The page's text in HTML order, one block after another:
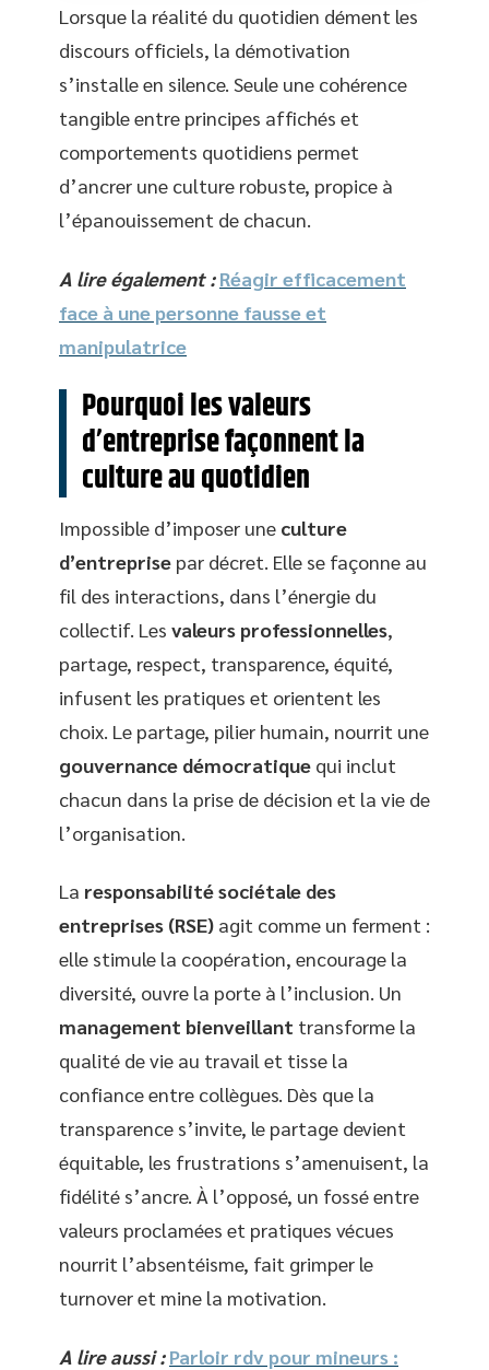
Lorsque la réalité du quotidien dément les
discours officiels, la démotivation
s’installe en silence. Seule une cohérence
tangible entre principes affichés et
comportements quotidiens permet
d’ancrer une culture robuste, propice à
l’épanouissement de chacun.
A lire également : Réagir efficacement
face à une personne fausse et
manipulatrice
Pourquoi les valeurs
d’entreprise façonnent la
culture au quotidien
Impossible d’imposer une culture
d’entreprise par décret. Elle se façonne au
fil des interactions, dans l’énergie du
collectif. Les valeurs professionnelles,
partage, respect, transparence, équité,
infusent les pratiques et orientent les
choix. Le partage, pilier humain, nourrit une
gouvernance démocratique qui inclut
chacun dans la prise de décision et la vie de
l’organisation.
La responsabilité sociétale des
entreprises (RSE) agit comme un ferment :
elle stimule la coopération, encourage la
diversité, ouvre la porte à l’inclusion. Un
management bienveillant transforme la
qualité de vie au travail et tisse la
confiance entre collègues. Dès que la
transparence s’invite, le partage devient
équitable, les frustrations s’amenuisent, la
fidélité s’ancre. À l’opposé, un fossé entre
valeurs proclamées et pratiques vécues
nourrit l’absentéisme, fait grimper le
turnover et mine la motivation.
A lire aussi : Parloir rdv pour mineurs :